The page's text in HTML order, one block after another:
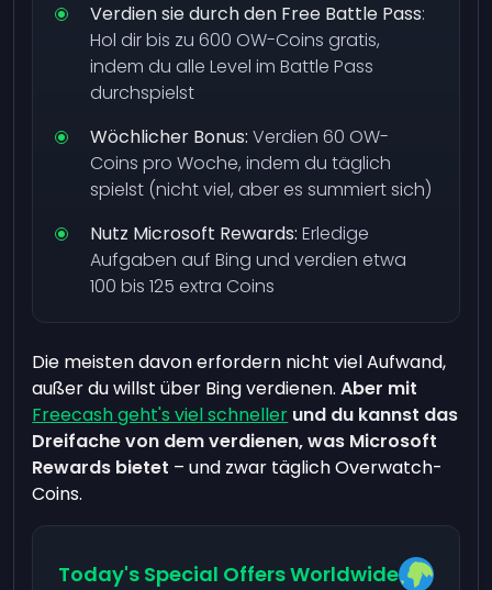
Verdien sie durch den Free Battle Pass:
Hol dir bis zu 600 OW-Coins gratis,
indem du alle Level im Battle Pass
durchspielst
Wöchlicher Bonus: Verdien 60 OW-
Coins pro Woche, indem du täglich
spielst (nicht viel, aber es summiert sich)
Nutz Microsoft Rewards: Erledige
Aufgaben auf Bing und verdien etwa
100 bis 125 extra Coins
Die meisten davon erfordern nicht viel Aufwand,
außer du willst über Bing verdienen.Aber mit
Freecash geht's viel schneller und du kannst das
Dreifache von dem verdienen, was Microsoft
Rewards bietet – und zwar täglich Overwatch-
Coins.
Today's Special Offers Worldwide